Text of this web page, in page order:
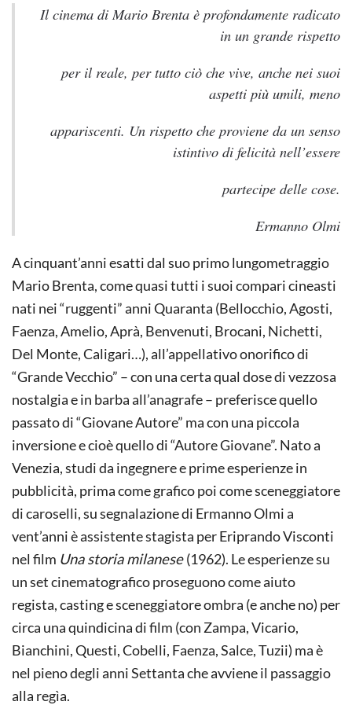
Il cinema di Mario Brenta è profondamente radicato
in un grande rispetto
per il reale, per tutto ciò che vive, anche nei suoi
aspetti più umili, meno
appariscenti. Un rispetto che proviene da un senso
istintivo di felicità nell’essere
partecipe delle cose.
Ermanno Olmi
A cinquant’anni esatti dal suo primo lungometraggio
Mario Brenta, come quasi tutti i suoi compari cineasti
nati nei “ruggenti” anni Quaranta (Bellocchio, Agosti,
Faenza, Amelio, Aprà, Benvenuti, Brocani, Nichetti,
Del Monte, Caligari…), all’appellativo onorifico di
“Grande Vecchio” – con una certa qual dose di vezzosa
nostalgia e in barba all’anagrafe – preferisce quello
passato di “Giovane Autore” ma con una piccola
inversione e cioè quello di “Autore Giovane”. Nato a
Venezia, studi da ingegnere e prime esperienze in
pubblicità, prima come grafico poi come sceneggiatore
di caroselli, su segnalazione di Ermanno Olmi a
vent’anni è assistente stagista per Eriprando Visconti
nel film Una storia milanese(1962). Le esperienze su
un set cinematografico proseguono come aiuto
regista, casting e sceneggiatore ombra (e anche no) per
circa una quindicina di film (con Zampa, Vicario,
Bianchini, Questi, Cobelli, Faenza, Salce, Tuzii) ma è
nel pieno degli anni Settanta che avviene il passaggio
alla regìa.